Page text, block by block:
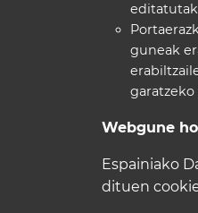
guneak
Webgune
Espainiako
dituen